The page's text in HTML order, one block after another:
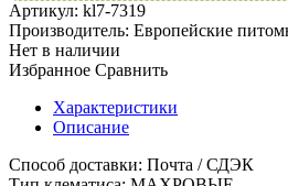
Артикул: kl7-7319
Производитель: Европейские
Нет в наличии
Избранное Сравнить
Характеристики
Описание
Способ доставки: Почта / СДЭК